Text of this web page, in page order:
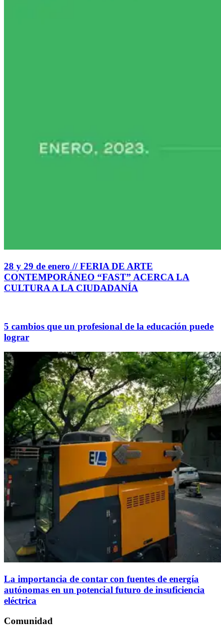
28 y 29 de enero // FERIA DE ARTE
CONTEMPORÁNEO “FAST” ACERCA LA
CULTURA A LA CIUDADANÍA
5 cambios que un profesional de la educación puede
lograr
La importancia de contar con fuentes de energía
autónomas en un potencial futuro de insuficiencia
eléctrica
Comunidad